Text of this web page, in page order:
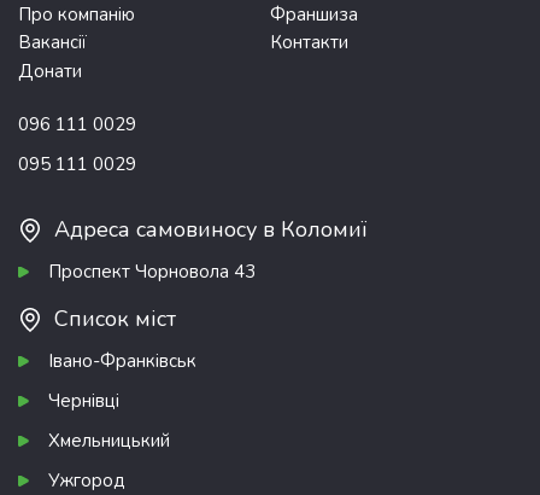
Про компанію
Франшиза
Вакансії
Контакти
Донати
096 111 0029
095 111 0029
Адреса самовиносу в Коломиї
Проспект Чорновола 43
Список міст
Івано-Франківськ
Чернівці
Хмельницький
Ужгород